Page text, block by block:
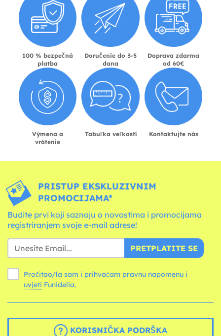
100 % bezpečná
platba
Doručenie do 3-5
dana
Doprava zdarma
od 60€
Výmena a
vrátenie
Tabuľka veľkostí Kontaktujte nás
PRISTUP EKSKLUZIVNIM
PROMOCIJAMA*
Budite prvi koji saznaju o novostima i promocijama
registriranjem svoje e-mail adrese!
PRETPLATITE SE
Pročitao/la sam i prihvaćam pravnu napomenu i
uvjeti Funidelia.
KORISNIČKA PODRŠKA